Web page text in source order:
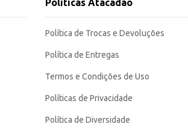
Políticas Atacadão
Política de Trocas e Devoluções
Política de Entregas
Termos e Condições de Uso
Políticas de Privacidade
Política de Diversidade